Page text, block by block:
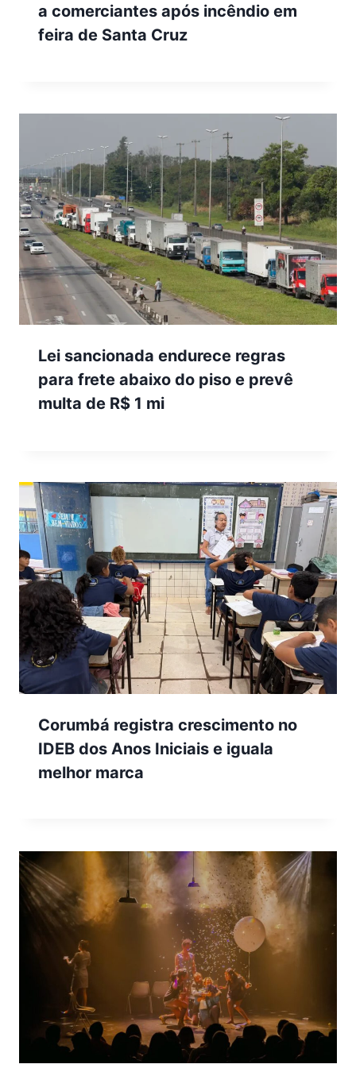
a comerciantes após incêndio em
feira de Santa Cruz
Lei sancionada endurece regras
para frete abaixo do piso e prevê
multa de R$ 1 mi
Corumbá registra crescimento no
IDEB dos Anos Iniciais e iguala
melhor marca